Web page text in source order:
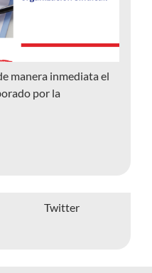
manera inmediata el
por la
Twitter